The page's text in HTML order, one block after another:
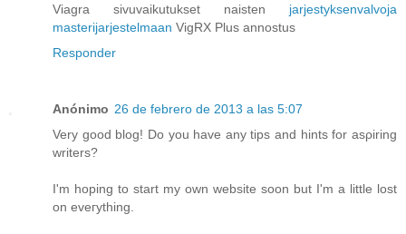
Viagra sivuvaikutukset naisten jarjestyksenvalvoja
masterijarjestelmaan VigRX Plus annostus
Responder
Anónimo 26 de febrero de 2013 a las 5:07
Very gоod blоg! Do you have аnу tіps аnd hints for asρirіng
writerѕ?
I'm hoping to start my own website soon but I'm a little lost
on eveгything.